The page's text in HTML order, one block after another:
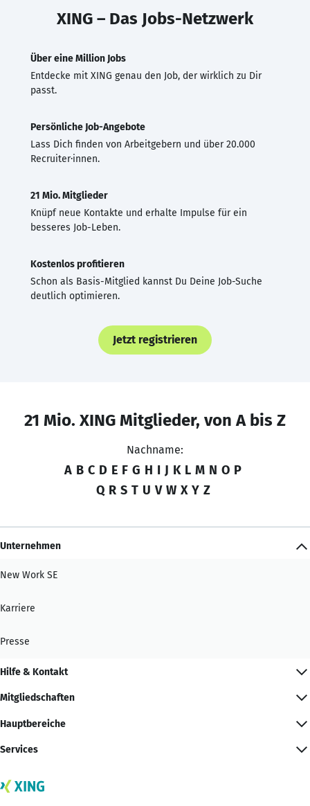
XING – Das Jobs-Netzwerk
Über eine Million Jobs
Entdecke mit XING genau den Job, der wirklich zu Dir
passt.
Persönliche Job-Angebote
Lass Dich finden von Arbeitgebern und über 20.000
Recruiter·innen.
21 Mio. Mitglieder
Knüpf neue Kontakte und erhalte Impulse für ein
besseres Job-Leben.
Kostenlos profitieren
Schon als Basis-Mitglied kannst Du Deine Job-Suche
deutlich optimieren.
Jetzt registrieren
21 Mio. XING Mitglieder, von A bis Z
Nachname:
A B C D E F G H I J K L M N O P
Q R S T U V W X Y Z
Unternehmen
New Work SE
Karriere
Presse
Hilfe & Kontakt
Mitgliedschaften
Hauptbereiche
Services